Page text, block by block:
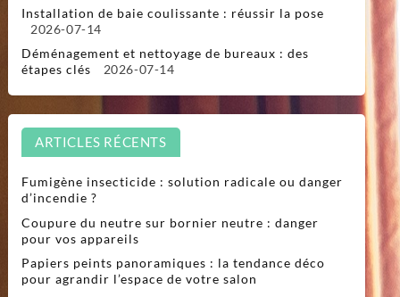
Installation de baie coulissante : réussir la pose
2026-07-14
Déménagement et nettoyage de bureaux : des
étapes clés
2026-07-14
ARTICLES RÉCENTS
Fumigène insecticide : solution radicale ou danger
d’incendie ?
Coupure du neutre sur bornier neutre : danger
pour vos appareils
Papiers peints panoramiques : la tendance déco
pour agrandir l’espace de votre salon